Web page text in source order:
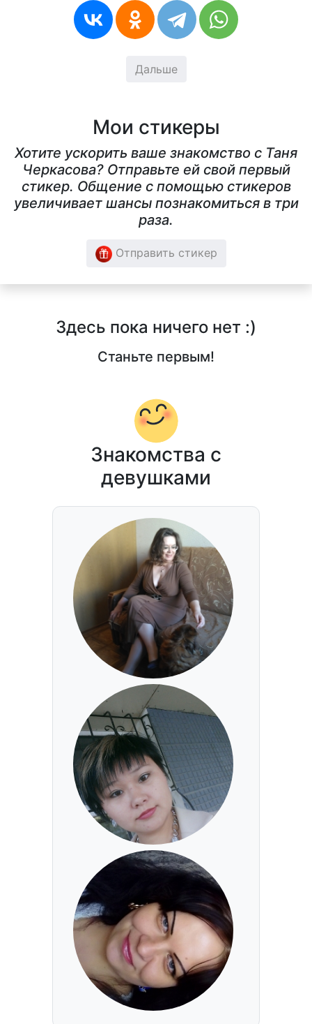
Дальше
Мои стикеры
Хотите ускорить ваше знакомство с Таня
Черкасова? Отправьте ей свой первый
стикер. Общение с помощью стикеров
увеличивает шансы познакомиться в три
раза.
Отправить стикер
Здесь пока ничего нет :)
Станьте первым!
Знакомства с
девушками